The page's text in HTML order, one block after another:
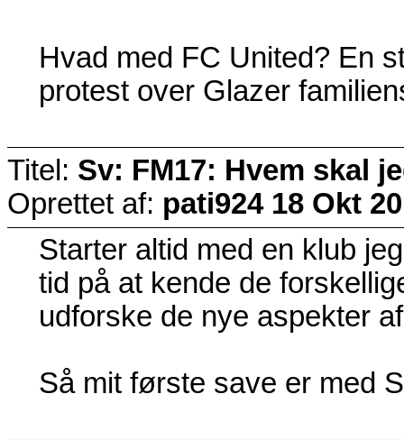
Hvad med FC United? En
protest over Glazer
Titel: Sv: FM17: Hvem skal
Oprettet af: pati924 18 Okt
Starter altid med en klub
tid på at kende de
udforske de nye aspekter
Så mit første save er med